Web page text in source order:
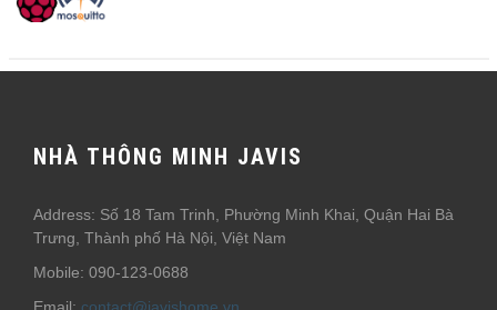
NHÀ THÔNG MINH JAVIS
Address: Số 18 Tam Trinh, Phường Minh Khai, Quận Hai Bà
Trưng, Thành phố Hà Nội, Việt Nam
Mobile: 090-123-0688